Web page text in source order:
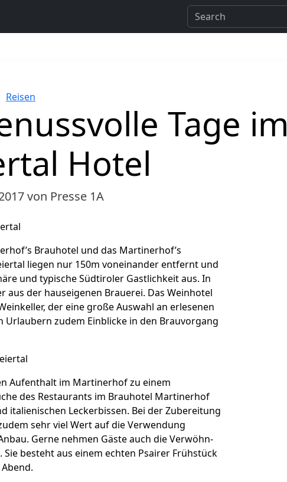
Kategorien
Reisen
Tage im
Hotel
von Presse 1A
Brauhotel und das Martinerhof’s
liegen nur 150m voneinander entfernt und
und typische Südtiroler Gastlichkeit aus. In
aus der hauseigenen Brauerei. Das Weinhotel
der eine große Auswahl an erlesenen
zudem Einblicke in den Brauvorgang
Aufenthalt im Martinerhof zu einem
des Restaurants im Brauhotel Martinerhof
italienischen Leckerbissen. Bei der Zubereitung
sehr viel Wert auf die Verwendung
Gerne nehmen Gäste auch die Verwöhn-
besteht aus einem echten Psairer Frühstück